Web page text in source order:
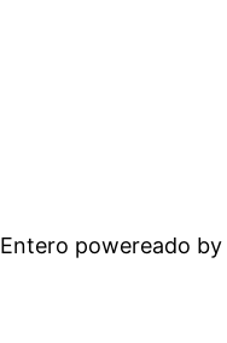
Entero powereado by